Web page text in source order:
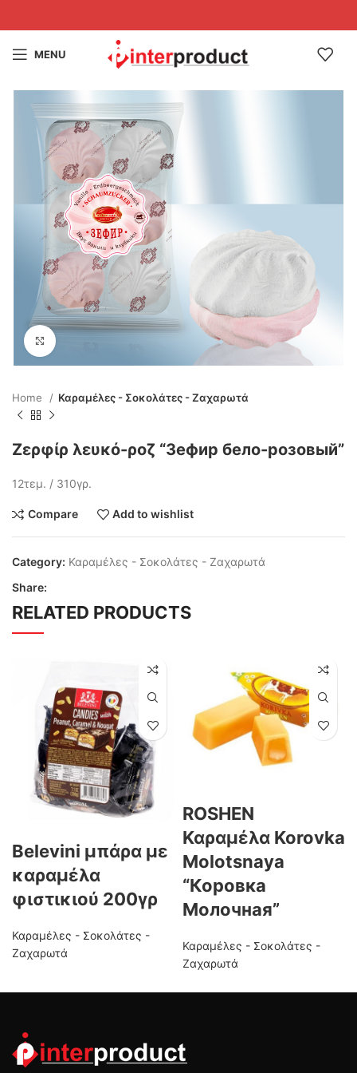
MENU
Home Καραμέλες - Σοκολάτες - Ζαχαρωτά
Ζερφίρ λευκό-ροζ “Зефир бело-розовый”
12τεμ. / 310γρ.
Compare Add to wishlist
Category: Καραμέλες - Σοκολάτες - Ζαχαρωτά
Share:
RELATED PRODUCTS
Belevini μπάρα με
καραμέλα
φιστικιού 200γρ
Καραμέλες - Σοκολάτες -
Ζαχαρωτά
ROSHEN
Καραμέλα Korovka
Molotsnaya
“Коровка
Молочная”
Καραμέλες - Σοκολάτες -
Ζαχαρωτά